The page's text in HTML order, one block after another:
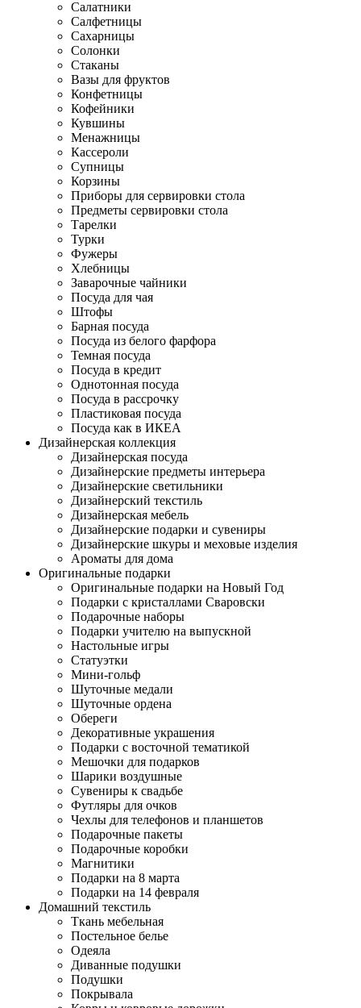
Салатники
Салфетницы
Сахарницы
Солонки
Стаканы
Вазы для фруктов
Конфетницы
Кофейники
Кувшины
Менажницы
Кассероли
Супницы
Корзины
Приборы для сервировки стола
Предметы сервировки стола
Тарелки
Турки
Фужеры
Хлебницы
Заварочные чайники
Посуда для чая
Штофы
Барная посуда
Посуда из белого фарфора
Темная посуда
Посуда в кредит
Однотонная посуда
Посуда в рассрочку
Пластиковая посуда
Посуда как в ИКЕА
Дизайнерская коллекция
Дизайнерская посуда
Дизайнерские предметы интерьера
Дизайнерские светильники
Дизайнерский текстиль
Дизайнерская мебель
Дизайнерские подарки и сувениры
Дизайнерские шкуры и меховые изделия
Ароматы для дома
Оригинальные подарки
Оригинальные подарки на Новый Год
Подарки с кристаллами Сваровски
Подарочные наборы
Подарки учителю на выпускной
Настольные игры
Статуэтки
Мини-гольф
Шуточные медали
Шуточные ордена
Обереги
Декоративные украшения
Подарки с восточной тематикой
Мешочки для подарков
Шарики воздушные
Сувениры к свадьбе
Футляры для очков
Чехлы для телефонов и планшетов
Подарочные пакеты
Подарочные коробки
Магнитики
Подарки на 8 марта
Подарки на 14 февраля
Домашний текстиль
Ткань мебельная
Постельное белье
Одеяла
Диванные подушки
Подушки
Покрывала